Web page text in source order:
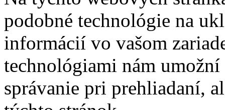
podobné technológie na
informácií vo vašom
technológiami nám
správanie pri prehliadaní,